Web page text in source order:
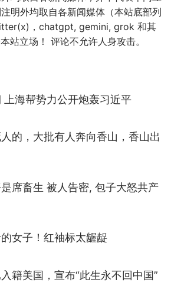
明外均取自各新闻媒体（本站底部列
，chatgpt, gemini, grok 和其
站立场！ 评论不允许人身攻击。
上海帮势力公开炮轰习近平
的，大批有人奔向香山，香山出
席畜生 被人告密, 包子大怒共产
女子！红袖标太龌龊
籍美国，宣布“此生永不回中国”